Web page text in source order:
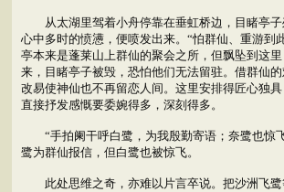
从太湖里驾着小舟停靠在垂虹桥边，目睹亭子
心中多时的愤懑，便喷发出来。“怕群仙、重游到
亭本来是蓬莱山上群仙的聚会之所，但飘坠到这
来，目睹亭子被毁，恐怕他们无法留驻。借群仙
改易使神仙也不再留恋人间。这里安排得匠心独
直接抒发感慨要委婉得多，深刻得多。
“手拍阑干呼白鹭，为我殷勤寄语；奈鹭也惊
鹭为群仙报信，但白鹭也被惊飞。
此处思维之奇，亦难以片言卒说。把沙洲飞鹭